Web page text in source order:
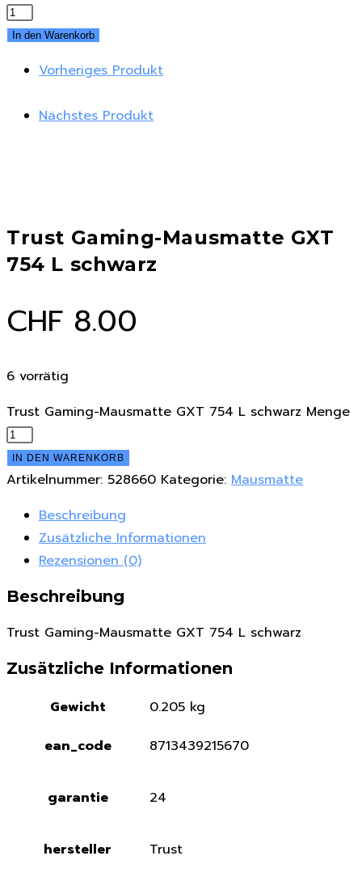
In den Warenkorb
Vorheriges Produkt
Nächstes Produkt
Trust Gaming-Mausmatte GXT
754 L schwarz
CHF 8.00
6 vorrätig
Trust Gaming-Mausmatte GXT 754 L schwarz Menge
IN DEN WARENKORB
Artikelnummer: 528660 Kategorie: Mausmatte
Beschreibung
Zusätzliche Informationen
Rezensionen (0)
Beschreibung
Trust Gaming-Mausmatte GXT 754 L schwarz
Zusätzliche Informationen
Gewicht
0.205 kg
ean_code
8713439215670
garantie 24
hersteller Trust